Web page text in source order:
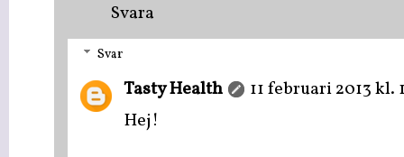
Svara
Svar
Tasty Health
11 februari 2013 kl.
Hej!